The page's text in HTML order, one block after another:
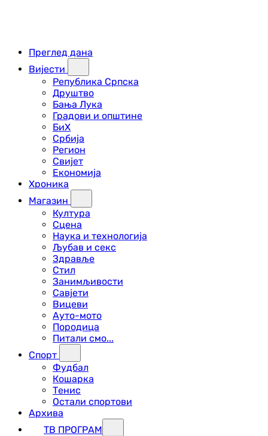
Преглед дана
Вијести
Република Српска
Друштво
Бања Лука
Градови и општине
БиХ
Србија
Регион
Свијет
Економија
Хроника
Магазин
Култура
Сцена
Наука и технологија
Љубав и секс
Здравље
Стил
Занимљивости
Савјети
Вицеви
Ауто-мото
Породица
Питали смо...
Спорт
Фудбал
Кошарка
Тенис
Остали спортови
Архива
ТВ ПРОГРАМ